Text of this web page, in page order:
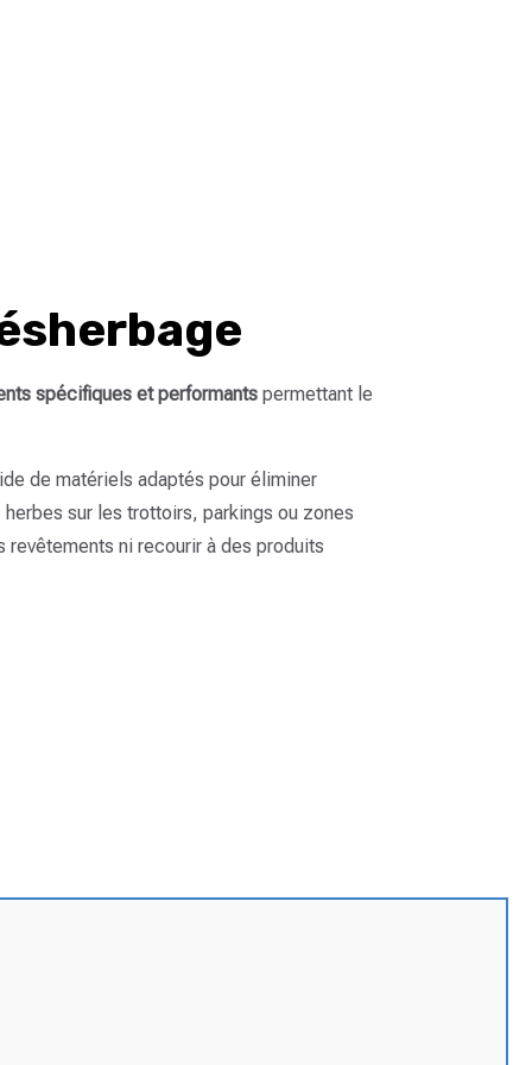
spécifiques et performantspermettant le
de matériels adaptés pour éliminer
sur les trottoirs, parkings ou zones
revêtements ni recourir à des produits